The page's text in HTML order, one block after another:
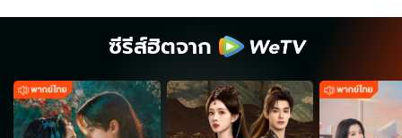
ซีรีส์ฮิตจาก